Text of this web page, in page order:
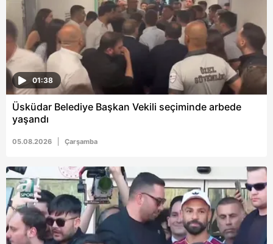
hazırlanmış Aydınlatma Metnimizi okumak ve sitemizde
ilgili mevzuata uygun olarak kullanılan çerezlerle ilgili bilgi
almak için lütfentıklayınız.
01:38
Üsküdar Belediye Başkan Vekili seçiminde arbede
yaşandı
05.08.2026 Çarşamba